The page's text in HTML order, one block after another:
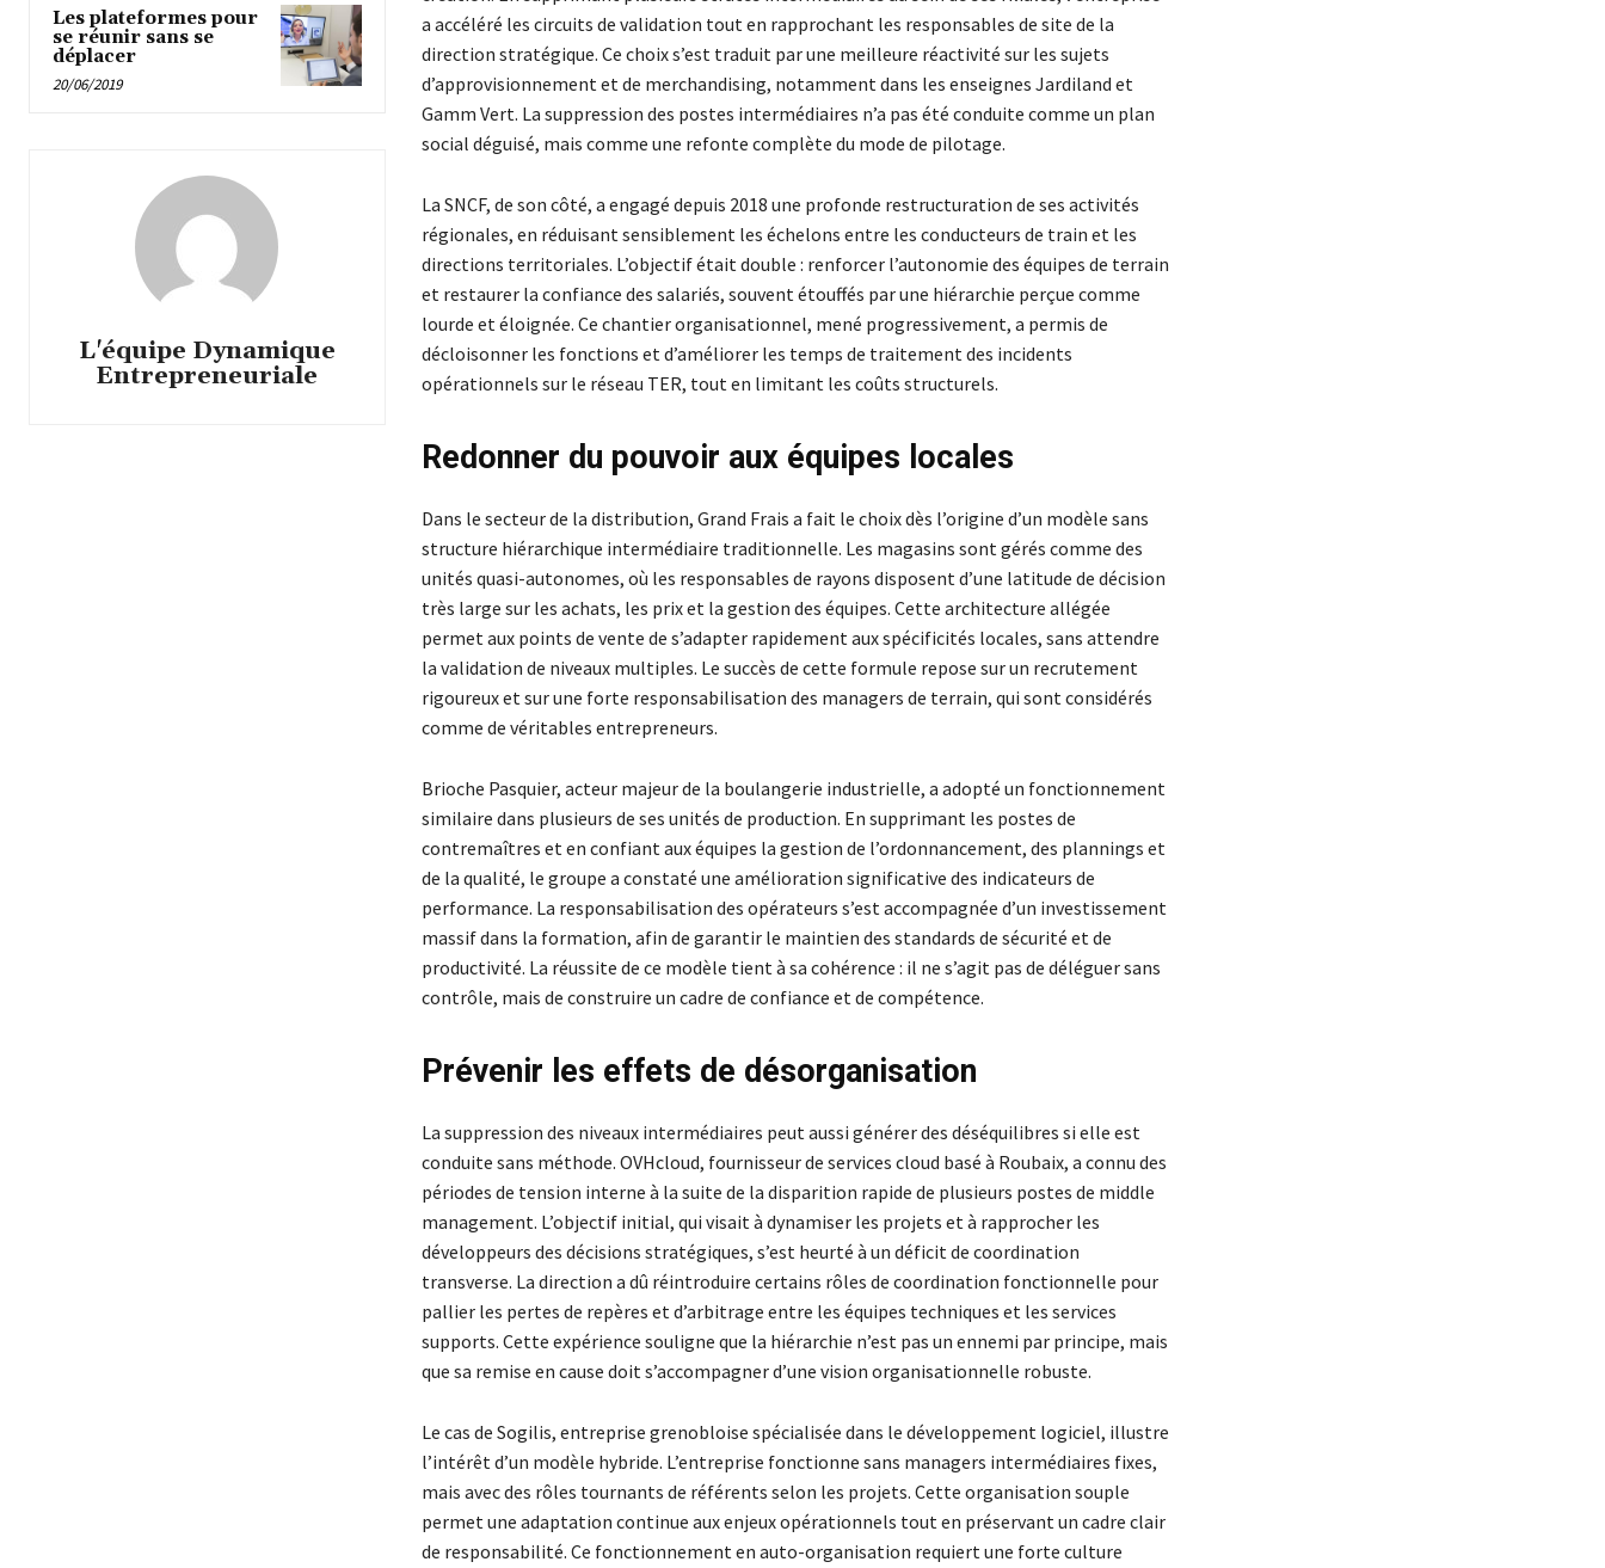
Les plateformes pour
se réunir sans se
déplacer
20/06/2019
L'équipe Dynamique
Entrepreneuriale
a accéléré les circuits de validation tout en rapprochant les responsables de site de la
direction stratégique. Ce choix s’est traduit par une meilleure réactivité sur les sujets
d’approvisionnement et de merchandising, notamment dans les enseignes Jardiland et
Gamm Vert. La suppression des postes intermédiaires n’a pas été conduite comme un plan
social déguisé, mais comme une refonte complète du mode de pilotage.
La SNCF, de son côté, a engagé depuis 2018 une profonde restructuration de ses activités
régionales, en réduisant sensiblement les échelons entre les conducteurs de train et les
directions territoriales. L’objectif était double : renforcer l’autonomie des équipes de terrain
et restaurer la confiance des salariés, souvent étouffés par une hiérarchie perçue comme
lourde et éloignée. Ce chantier organisationnel, mené progressivement, a permis de
décloisonner les fonctions et d’améliorer les temps de traitement des incidents
opérationnels sur le réseau TER, tout en limitant les coûts structurels.
Redonner du pouvoir aux équipes locales
Dans le secteur de la distribution, Grand Frais a fait le choix dès l’origine d’un modèle sans
structure hiérarchique intermédiaire traditionnelle. Les magasins sont gérés comme des
unités quasi-autonomes, où les responsables de rayons disposent d’une latitude de décision
très large sur les achats, les prix et la gestion des équipes. Cette architecture allégée
permet aux points de vente de s’adapter rapidement aux spécificités locales, sans attendre
la validation de niveaux multiples. Le succès de cette formule repose sur un recrutement
rigoureux et sur une forte responsabilisation des managers de terrain, qui sont considérés
comme de véritables entrepreneurs.
Brioche Pasquier, acteur majeur de la boulangerie industrielle, a adopté un fonctionnement
similaire dans plusieurs de ses unités de production. En supprimant les postes de
contremaîtres et en confiant aux équipes la gestion de l’ordonnancement, des plannings et
de la qualité, le groupe a constaté une amélioration significative des indicateurs de
performance. La responsabilisation des opérateurs s’est accompagnée d’un investissement
massif dans la formation, afin de garantir le maintien des standards de sécurité et de
productivité. La réussite de ce modèle tient à sa cohérence : il ne s’agit pas de déléguer sans
contrôle, mais de construire un cadre de confiance et de compétence.
Prévenir les effets de désorganisation
La suppression des niveaux intermédiaires peut aussi générer des déséquilibres si elle est
conduite sans méthode. OVHcloud, fournisseur de services cloud basé à Roubaix, a connu des
périodes de tension interne à la suite de la disparition rapide de plusieurs postes de middle
management. L’objectif initial, qui visait à dynamiser les projets et à rapprocher les
développeurs des décisions stratégiques, s’est heurté à un déficit de coordination
transverse. La direction a dû réintroduire certains rôles de coordination fonctionnelle pour
pallier les pertes de repères et d’arbitrage entre les équipes techniques et les services
supports. Cette expérience souligne que la hiérarchie n’est pas un ennemi par principe, mais
que sa remise en cause doit s’accompagner d’une vision organisationnelle robuste.
Le cas de Sogilis, entreprise grenobloise spécialisée dans le développement logiciel, illustre
l’intérêt d’un modèle hybride. L’entreprise fonctionne sans managers intermédiaires fixes,
mais avec des rôles tournants de référents selon les projets. Cette organisation souple
permet une adaptation continue aux enjeux opérationnels tout en préservant un cadre clair
de responsabilité. Ce fonctionnement en auto-organisation requiert une forte culture